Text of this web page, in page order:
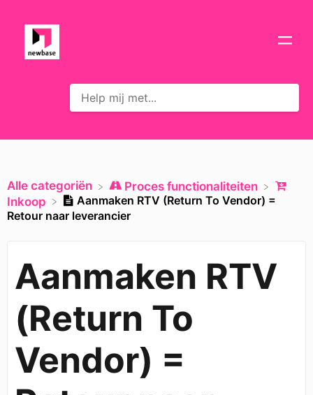
Alle categoriën
​Proces functionaliteiten
​Inkoop
Aanmaken RTV (Return To Vendor) =
Retour naar leverancier
Aanmaken RTV
(Return To
Vendor) =